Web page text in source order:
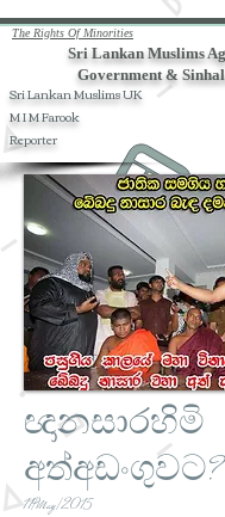
Sri Lankan Muslims UK
M I M Farook
Reporter
Sri Lankan Muslims
Government &
The Rights Of Minorities
ඥානසාරහිමි
අත්අඩංගුවට?
11/May/2015